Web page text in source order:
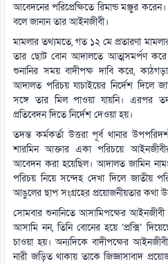
আবেদনের পরিপ্রেক্ষিতে রিমান্ড মঞ্জুর
বলে জানান তার আইনজীবী।
মামলার তথ্যমতে, গত ১২ মে প্রতারণা
তার ছোট বোন আদালতে আত্মসমর্পণ করে
শুনানির সময় বাদীপক্ষ দাবি করে,
আদালত পরিচয় যাচাইয়ের নির্দেশ দিলে
সঙ্গে তার মিল পাওয়া যায়নি। এরপর
প্রতিবেদন দিতে নির্দেশ দেওয়া হয়।
তদন্ত কর্মকর্তা উত্তরা পূর্ব থানার
শারমিন আক্তার একা পরিচয়ে
আবেদন করা হয়েছিল। আদালত জামিন
পরিচয় নিয়ে সন্দেহ দেখা দিলে জাতীয়
আঙুলের ছাপ সংগ্রহের প্রয়োজনীয়তার কথা
সোমবার শুনানিতে আসামিপক্ষের
আসামি নন, তিনি বোনের হয়ে ‘প্রক্সি’
চাওয়া হয়। অন্যদিকে বাদীপক্ষের
নারী জড়িত থাকায় তাকে জিজ্ঞাসাবাদ